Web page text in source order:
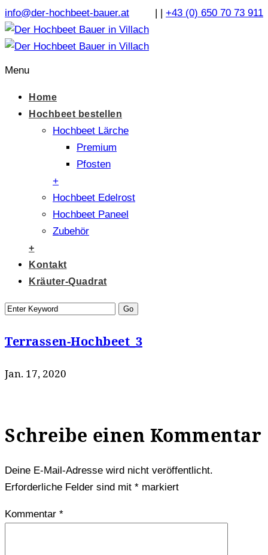
info@der-hochbeet-bauer.at | | +43 (0) 650 70 73 911
Menu
Home
Hochbeet bestellen
Hochbeet Lärche
Premium
Pfosten
+
Hochbeet Edelrost
Hochbeet Paneel
Zubehör
+
Kontakt
Kräuter-Quadrat
Terrassen-Hochbeet_3
Jan. 17, 2020
Schreibe einen Kommentar
Deine E-Mail-Adresse wird nicht veröffentlicht.
Erforderliche Felder sind mit * markiert
Kommentar *